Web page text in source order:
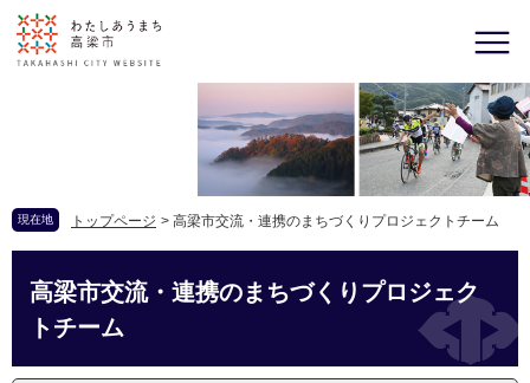
現在地 トップページ > 高梁市交流・連携のまちづくりプロジェクトチーム
高梁市交流・連携のまちづくりプロジェク
トチーム